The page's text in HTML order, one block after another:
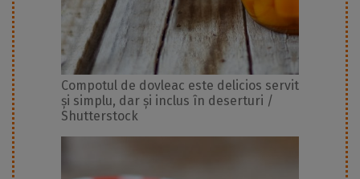
Compotul de dovleac este delicios servit
și simplu, dar și inclus în deserturi /
Shutterstock